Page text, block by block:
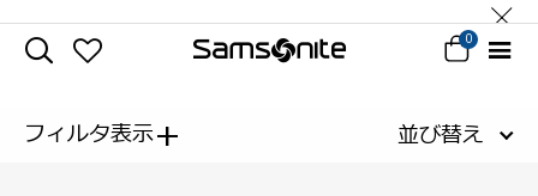
0
フィルタ表示+ 並び替え